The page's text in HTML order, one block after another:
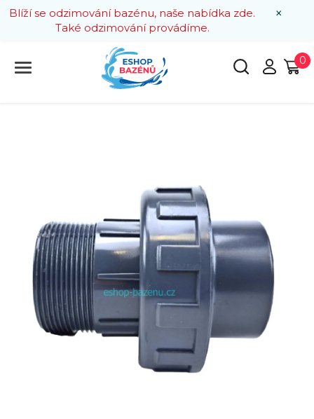
×
Blíží se odzimování bazénu, naše nabídka zde.
Také odzimování provádíme.
0